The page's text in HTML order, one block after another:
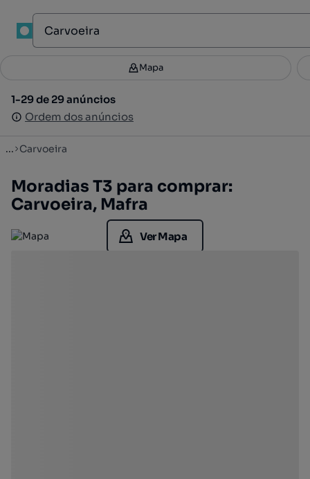
Filtros 3
1-29 de 29 anúncios
Ordem dos anúncios
Mapa
1-29 de 29 anúncios
Ordem dos anúncios
... Carvoeira
Moradias T3 para comprar:
Carvoeira, Mafra
Ver Mapa